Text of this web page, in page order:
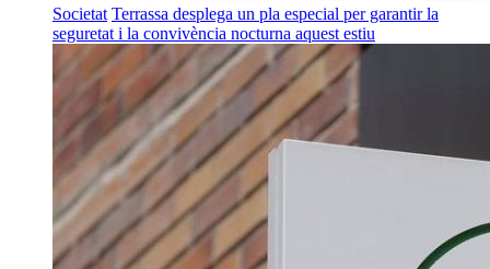
Societat Terrassa desplega un pla especial per garantir la
seguretat i la convivència nocturna aquest estiu